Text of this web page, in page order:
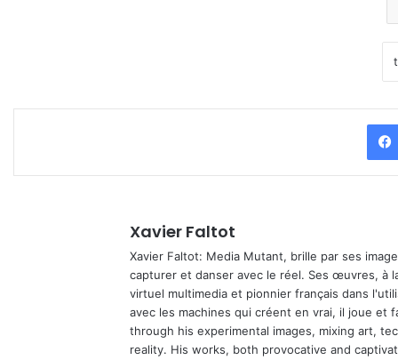
Xavier Faltot
Xavier Faltot: Media Mutant, brille par ses
capturer et danser avec le réel. Ses œuvres, à
virtuel multimedia et pionnier français dans
avec les machines qui créent en vrai, il joue et
through his experimental images, mixing art,
reality. His works, both provocative and